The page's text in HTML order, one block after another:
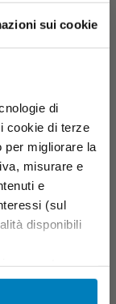
sui cookie
di
cookie di terze
per migliorare la
misurare e
e
(sul
disponibili